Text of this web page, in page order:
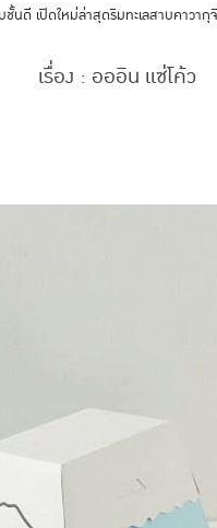
ดี เปิดใหม่ล่าสุดริมทะเลสาบคาวากุจิ
เรื่อง : อออิน แซ่โค้ว